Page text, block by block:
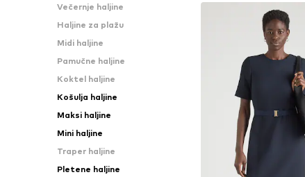
Večernje haljine
Haljine za plažu
Midi haljine
Pamučne haljine
Koktel haljine
Košulja haljine
Maksi haljine
Mini haljine
Traper haljine
Pletene haljine